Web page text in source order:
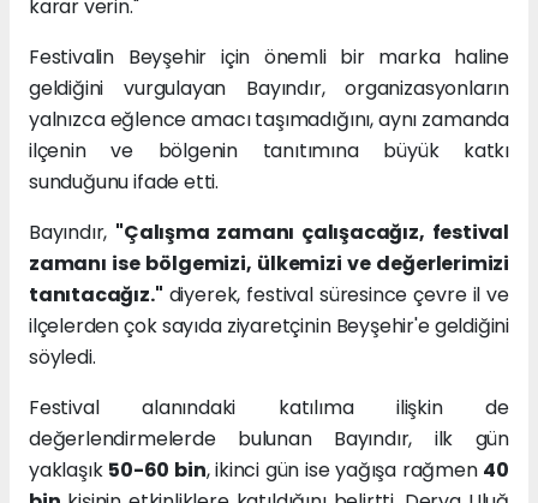
karar verin."
Festivalin Beyşehir için önemli bir marka haline
geldiğini vurgulayan Bayındır, organizasyonların
yalnızca eğlence amacı taşımadığını, aynı zamanda
ilçenin ve bölgenin tanıtımına büyük katkı
sunduğunu ifade etti.
Bayındır, "Çalışma zamanı çalışacağız, festival
zamanı ise bölgemizi, ülkemizi ve değerlerimizi
tanıtacağız." diyerek, festival süresince çevre il ve
ilçelerden çok sayıda ziyaretçinin Beyşehir'e geldiğini
söyledi.
Festival alanındaki katılıma ilişkin de
değerlendirmelerde bulunan Bayındır, ilk gün
yaklaşık 50-60 bin, ikinci gün ise yağışa rağmen 40